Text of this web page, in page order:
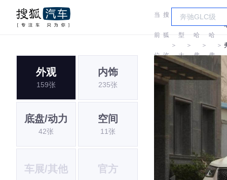
当
前
位
置:
搜
狐
汽
车
＞
车
型
大
全
＞
哈
弗
＞
哈
弗
＞
外观
159张
内饰
235张
底盘/动力
42张
空间
11张
车展/其他 官方